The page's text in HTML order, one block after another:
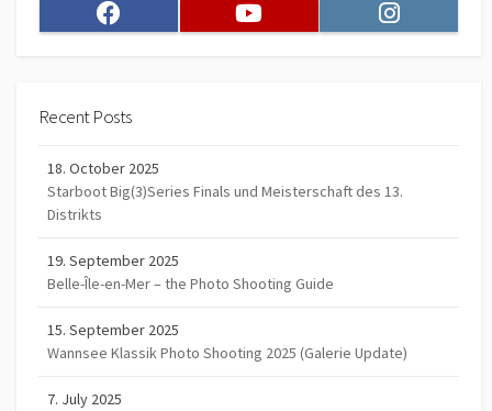
Facebook Instagram
Recent Posts
18. October 2025
Starboot Big(3)Series Finals und Meisterschaft des 13.
Distrikts
19. September 2025
Belle-Île-en-Mer – the Photo Shooting Guide
15. September 2025
Wannsee Klassik Photo Shooting 2025 (Galerie Update)
7. July 2025